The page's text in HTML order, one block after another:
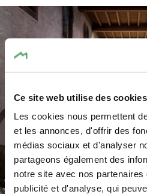
Ce site web utilise des cookies.
Les cookies nous permettent
et les annonces, d'offrir des
médias sociaux et d'analyser
partageons également des
notre site avec nos
publicité et d'analyse, qui
©